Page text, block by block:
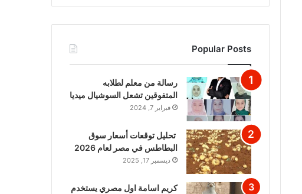
Popular Posts
رسالة من معلم لطلابه
المتفوقين تشعل السوشيال ميديا
فبراير 7, 2024
تحليل توقعات أسعار سوق
البطاطس في مصر لعام 2026
ديسمبر 17, 2025
كريم اسامة اول مصري يستخدم